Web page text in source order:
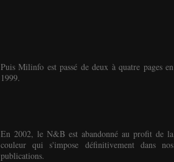
Puis Milinfo est passé de deux à quatre pages en
1999.
En 2002, le N&B est abandonné au profit de la
couleur qui s'impose définitivement dans nos
publications.